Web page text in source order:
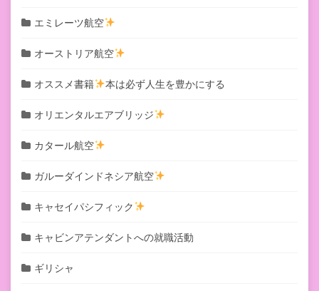
エミレーツ航空
オーストリア航空
オススメ書籍 本は必ず人生を豊かにする
オリエンタルエアブリッジ
カタール航空
ガルーダインドネシア航空
キャセイパシフィック
キャビンアテンダントへの就職活動
ギリシャ